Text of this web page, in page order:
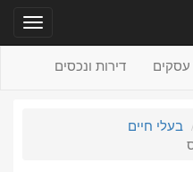
עסקים דירות ונכסים
בעלי חיים